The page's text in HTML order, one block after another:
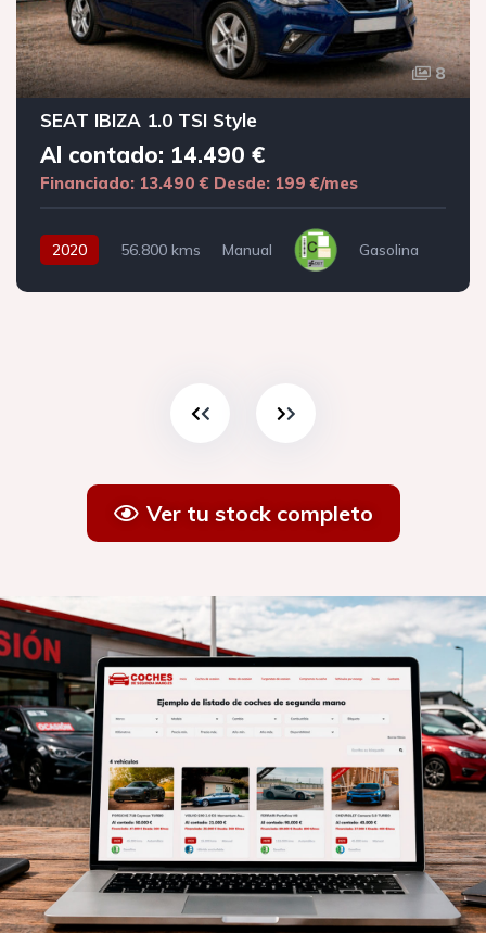
8
SEAT IBIZA 1.0 TSI Style
Al contado: 14.490 €
Financiado: 13.490 € Desde: 199 €/mes
2020 56.800 kms Manual Gasolina
Ver tu stock completo